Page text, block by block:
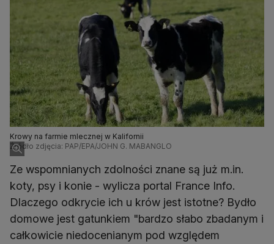
Krowy na farmie mlecznej w Kalifornii
Źródło zdjęcia: PAP/EPA/JOHN G. MABANGLO
Ze wspomnianych zdolności znane są już m.in.
koty, psy i konie - wylicza portal France Info.
Dlaczego odkrycie ich u krów jest istotne? Bydło
domowe jest gatunkiem "bardzo słabo zbadanym i
całkowicie niedocenianym pod względem